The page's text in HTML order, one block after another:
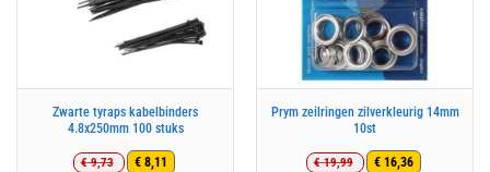
Zwarte tyraps kabelbinders
4.8x250mm 100 stuks
€9,73
€ 8,11
Prym zeilringen zilverkleurig 14mm
10st
€19,99
€ 16,36